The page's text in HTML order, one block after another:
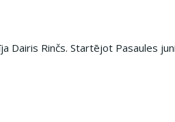
Dairis Rinčs. Startējot Pasaules